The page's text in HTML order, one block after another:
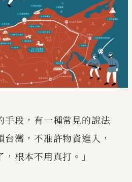
手段，有一種常見的說法
灣，不准許物資進入，
根本不用真打。」